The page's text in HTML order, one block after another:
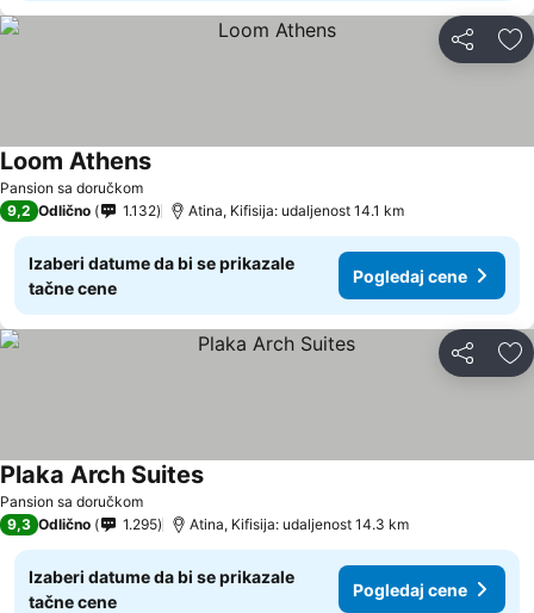
Deli
Pansion sa doručkom
Loom AthensPogledaj cene
9,2 Odlično 1.132 Atina, Kifisija: udaljenost 14.1 km
Izaberi datume da bi se prikazale
tačne cene
Pogledaj cene
Deli
Pansion sa doručkom
Plaka Arch SuitesPogledaj cene
9,3 Odlično 1.295 Atina, Kifisija: udaljenost 14.3 km
Izaberi datume da bi se prikazale
tačne cene
Pogledaj cene